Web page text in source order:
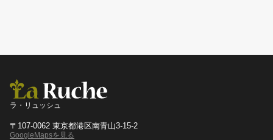
ラ・リュッシュ
〒107-0062 東京都港区南青山3-15-2
GoogleMapsを見る